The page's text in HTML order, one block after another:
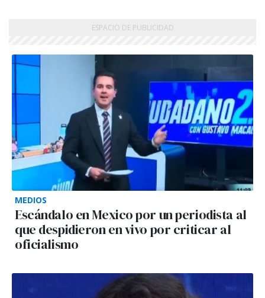
MEDIOS
Escándalo en Mexico por un periodista al
que despidieron en vivo por criticar al
oficialismo